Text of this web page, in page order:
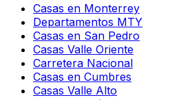
Casas en Monterrey
Departamentos MTY
Casas en San Pedro
Casas Valle Oriente
Carretera Nacional
Casas en Cumbres
Casas Valle Alto